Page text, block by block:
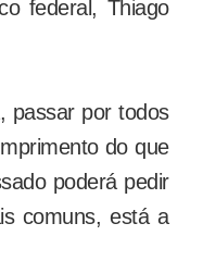
federal, Thiago
passar por todos
do que
poderá pedir
comuns, está a